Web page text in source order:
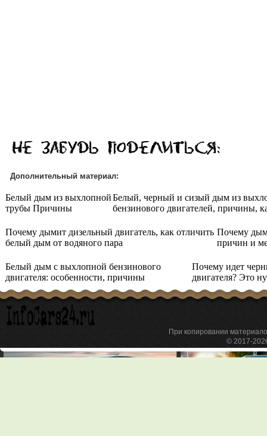
Дополнительный материал:
Белый дым из выхлопной
трубы Причины
Белый, черный и сизый дым из
бензинового двигателей, причины,
Почему дымит дизельный двигатель, как отличить
белый дым от водяного пара
Почему
причин и
Белый дым с выхлопной бензинового
двигателя: особенности, причины
Почему идет
двигателя? Это
При копировании
© 2017-